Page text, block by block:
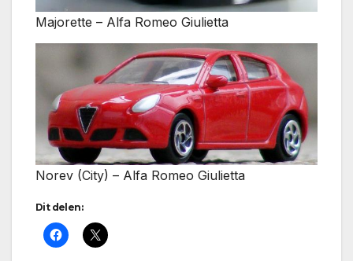
Majorette – Alfa Romeo Giulietta
Norev (City) – Alfa Romeo Giulietta
Dit delen: